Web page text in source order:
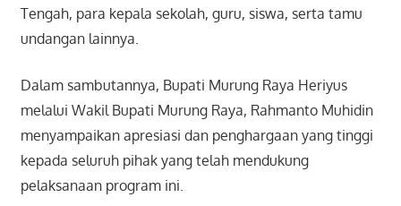
Tengah, para kepala sekolah, guru, siswa, serta tamu
undangan lainnya.
Dalam sambutannya, Bupati Murung Raya Heriyus
melalui Wakil Bupati Murung Raya, Rahmanto Muhidin
menyampaikan apresiasi dan penghargaan yang tinggi
kepada seluruh pihak yang telah mendukung
pelaksanaan program ini.